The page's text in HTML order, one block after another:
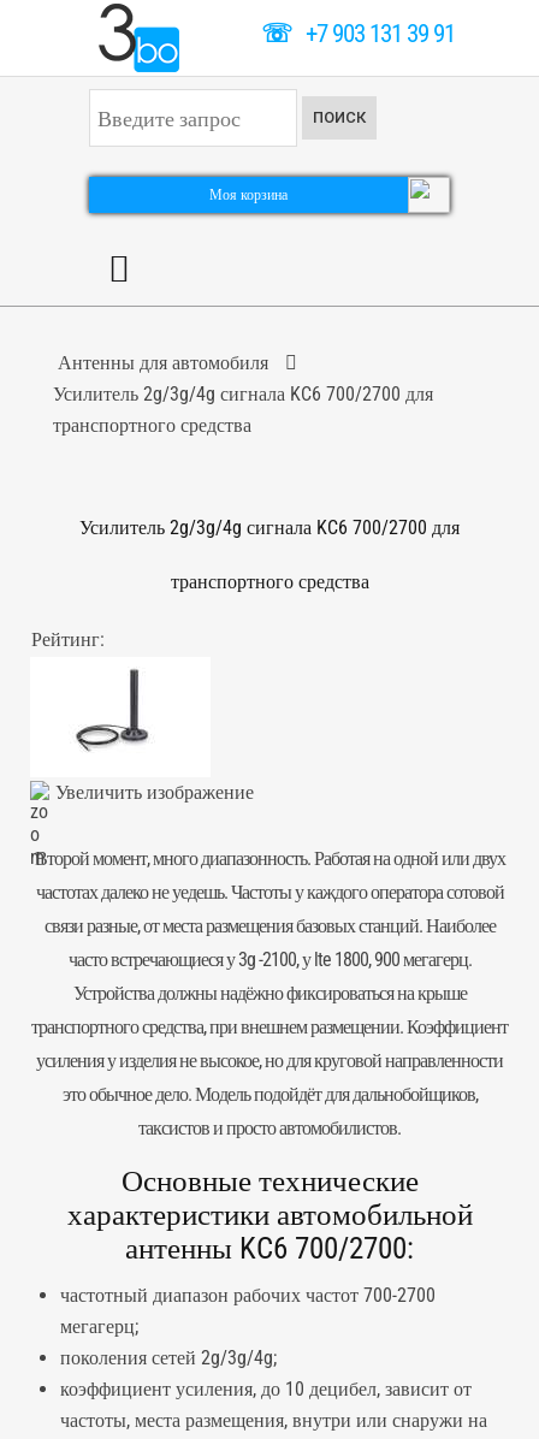
☏+7 903 131 39 91
к
а
ь
ПОИСК
Моя корзина
Антенны для автомобиля
Усилитель 2g/3g/4g сигнала KC6 700/2700 для
транспортного средства
Усилитель 2g/3g/4g сигнала KC6 700/2700 для
транспортного средства
Рейтинг:
Увеличить изображение
Второй момент, много диапазонность. Работая на одной или двух
частотах далеко не уедешь. Частоты у каждого оператора сотовой
связи разные, от места размещения базовых станций. Наиболее
часто встречающиеся у 3g -2100, у lte 1800, 900 мегагерц.
Устройства должны надёжно фиксироваться на крыше
транспортного средства, при внешнем размещении. Коэффициент
усиления у изделия не высокое, но для круговой направленности
это обычное дело. Модель подойдёт для дальнобойщиков,
таксистов и просто автомобилистов.
Основные технические
характеристики автомобильной
антенны KC6 700/2700:
частотный диапазон рабочих частот 700-2700
мегагерц;
поколения сетей 2g/3g/4g;
коэффициент усиления, до 10 децибел, зависит от
частоты, места размещения, внутри или снаружи на